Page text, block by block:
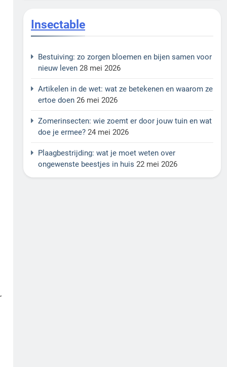
Insectable
Bestuiving: zo zorgen bloemen en bijen samen voor
nieuw leven 28 mei 2026
Artikelen in de wet: wat ze betekenen en waarom ze
ertoe doen 26 mei 2026
Zomerinsecten: wie zoemt er door jouw tuin en wat
doe je ermee? 24 mei 2026
Plaagbestrijding: wat je moet weten over
ongewenste beestjes in huis 22 mei 2026